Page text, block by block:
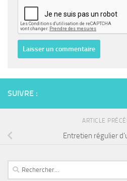
SUIVRE :
ARTICLE
Entretien régulier
Rechercher :